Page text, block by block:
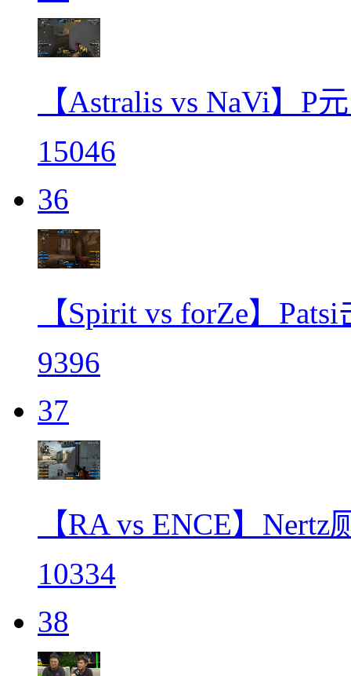
【Astralis vs NaVi】P
15046
36
【Spirit vs forZe】
9396
37
【RA vs ENCE】
10334
38